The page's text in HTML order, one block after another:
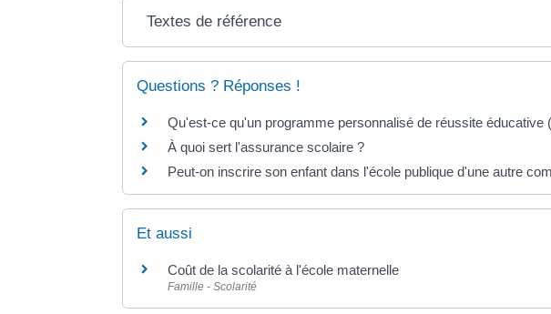
Textes de référence
Questions ? Réponses !
Qu'est-ce qu'un programme personnalisé de réussite éducative
À quoi sert l'assurance scolaire ?
Peut-on inscrire son enfant dans l'école publique d'une autre
Et aussi
Coût de la scolarité à l'école maternelle
Famille - Scolarité